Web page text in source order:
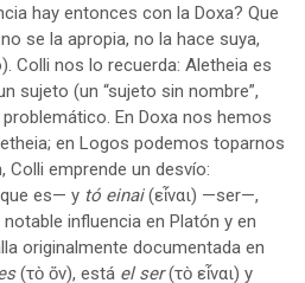
hay entonces con la Doxa? Que
se la apropia, no la hace suya,
Colli nos lo recuerda: Aletheia es
sujeto (un “sujeto sin nombre”,
En Doxa nos hemos
en Logos podemos toparnos
emprende un desvío:
es— y tó einai(εἶναι) —ser—,
influencia en Platón y en
originalmente documentada en
(τὸ ὄν), está el ser(τὸ εἶναι) y